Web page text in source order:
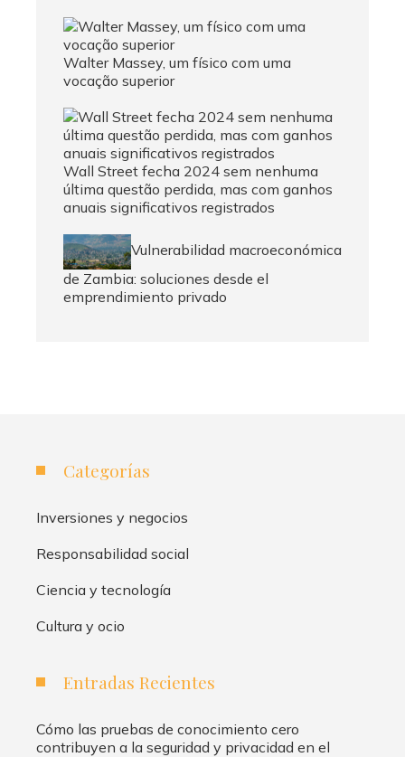
Walter Massey, um físico com uma
vocação superior
Wall Street fecha 2024 sem nenhuma
última questão perdida, mas com ganhos
anuais significativos registrados
Vulnerabilidad macroeconómica
de Zambia: soluciones desde el
emprendimiento privado
Categorías
Inversiones y negocios
Responsabilidad social
Ciencia y tecnología
Cultura y ocio
Entradas Recientes
Cómo las pruebas de conocimiento cero
contribuyen a la seguridad y privacidad en el